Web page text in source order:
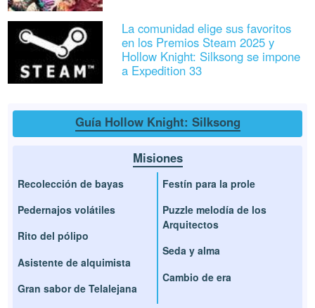
La comunidad elige sus favoritos
en los Premios Steam 2025 y
Hollow Knight: Silksong se impone
a Expedition 33
Guía Hollow Knight: Silksong
Misiones
Recolección de bayas
Pedernajos volátiles
Rito del pólipo
Asistente de alquimista
Gran sabor de Telalejana
Festín para la prole
Puzzle melodía de los
Arquitectos
Seda y alma
Cambio de era